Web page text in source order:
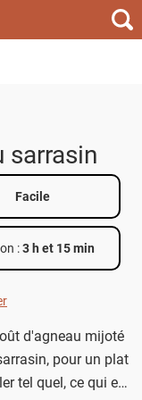
sarrasin
Facile
:3 h et 15 min
d'agneau mijoté
pour un plat
tel quel, ce qui en